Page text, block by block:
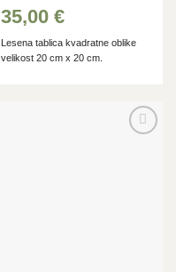
35,00€
Lesena tablica kvadratne oblike
velikost 20 cm x 20 cm.